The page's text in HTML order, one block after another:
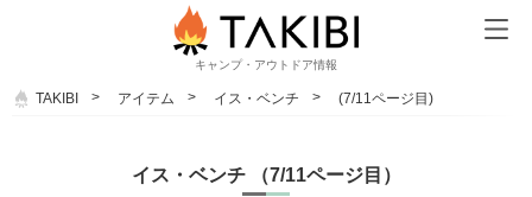
キャンプ・アウトドア情報
TAKIBI アイテム イス・ベンチ (7/11ページ目)
イス・ベンチ （7/11ページ目）